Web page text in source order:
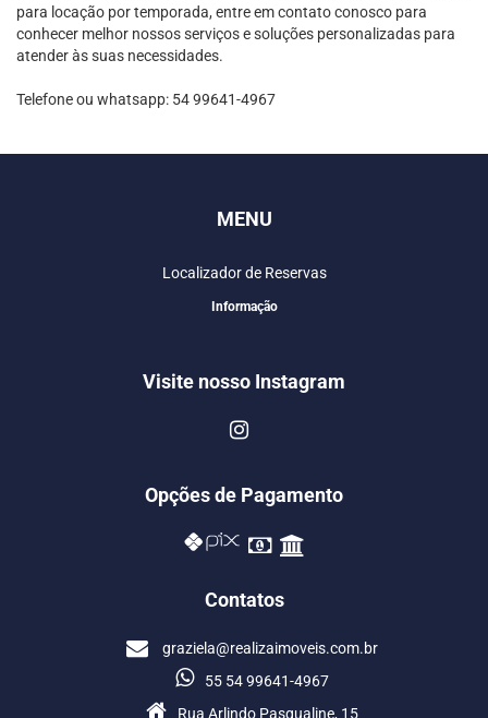
para locação por temporada, entre em contato conosco para
conhecer melhor nossos serviços e soluções personalizadas para
atender às suas necessidades.
Telefone ou whatsapp: 54 99641-4967
MENU
Localizador de Reservas
Informação
Visite nosso Instagram
Opções de Pagamento
Contatos
graziela@realizaimoveis.com.br
55 54 99641-4967
Rua Arlindo Pasqualine, 15